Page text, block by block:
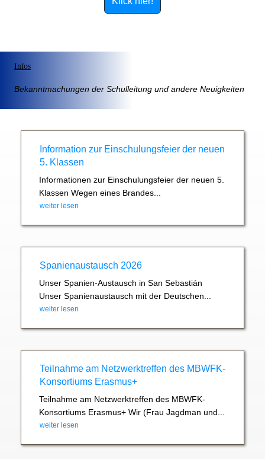
Infos
Bekanntmachungen der Schulleitung und andere Neuigkeiten
Information zur Einschulungsfeier der neuen
5. Klassen
Informationen zur Einschulungsfeier der neuen 5.
Klassen Wegen eines Brandes...
weiter lesen
Spanienaustausch 2026
Unser Spanien-Austausch in San Sebastián
Unser Spanienaustausch mit der Deutschen...
weiter lesen
Teilnahme am Netzwerktreffen des MBWFK-
Konsortiums Erasmus+
Teilnahme am Netzwerktreffen des MBWFK-
Konsortiums Erasmus+ Wir (Frau Jagdman und...
weiter lesen